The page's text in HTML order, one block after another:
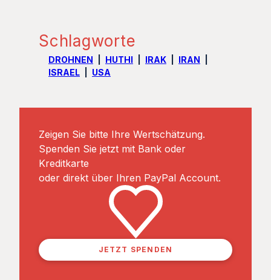
Schlagworte
DROHNEN HUTHI IRAK
IRAN
ISRAEL
USA
Zeigen Sie bitte Ihre Wertschätzung.
Spenden Sie jetzt mit Bank oder
Kreditkarte
oder direkt über Ihren PayPal Account.
JETZT SPENDEN